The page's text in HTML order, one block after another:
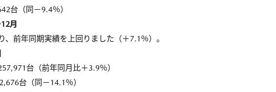
台（同－9.4％）
月
、前年同期実績を上回りました（＋7.1％）。
台（前年同月比＋3.9％）
台（同－14.1％）